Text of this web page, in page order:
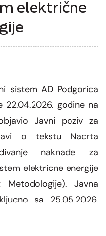
električne
sistem AD Podgorica
22.04.2026. godine na
Javni poziv za
o tekstu Nacrta
naknade za
elektricne energije
Javna
sa 25.05.2026.